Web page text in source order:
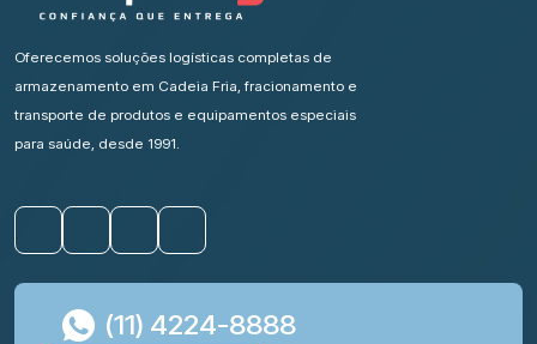
Oferecemos soluções logísticas completas de
armazenamento em Cadeia Fria, fracionamento e
transporte de produtos e equipamentos especiais
para saúde, desde 1991.
(11) 4224-8888